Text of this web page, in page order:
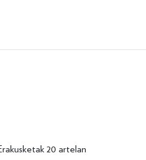
20 artelan